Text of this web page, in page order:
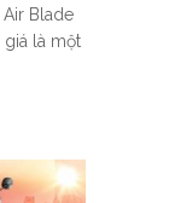
Air Blade
là một